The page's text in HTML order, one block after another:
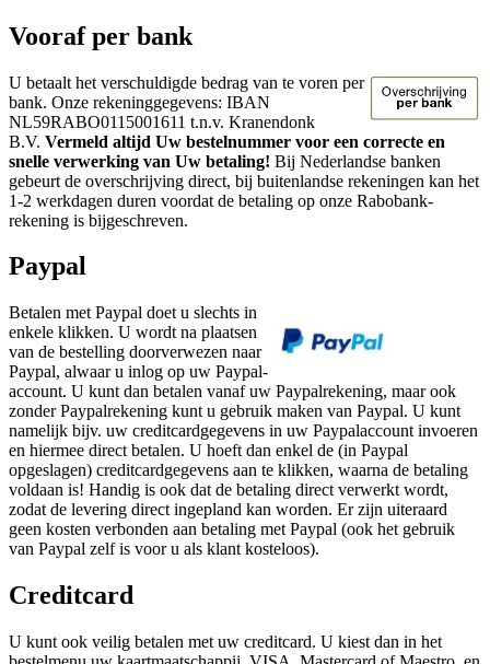
Vooraf per bank
U betaalt het verschuldigde bedrag van te voren per
bank. Onze rekeninggegevens: IBAN
NL59RABO0115001611 t.n.v. Kranendonk
B.V. Vermeld altijd Uw bestelnummer voor een correcte en
snelle verwerking van Uw betaling! Bij Nederlandse banken
gebeurt de overschrijving direct, bij buitenlandse rekeningen kan het
1-2 werkdagen duren voordat de betaling op onze Rabobank-
rekening is bijgeschreven.
Paypal
Betalen met Paypal doet u slechts in
enkele klikken. U wordt na plaatsen
van de bestelling doorverwezen naar
Paypal, alwaar u inlog op uw Paypal-
account. U kunt dan betalen vanaf uw Paypalrekening, maar ook
zonder Paypalrekening kunt u gebruik maken van Paypal. U kunt
namelijk bijv. uw creditcardgegevens in uw Paypalaccount invoeren
en hiermee direct betalen. U hoeft dan enkel de (in Paypal
opgeslagen) creditcardgegevens aan te klikken, waarna de betaling
voldaan is! Handig is ook dat de betaling direct verwerkt wordt,
zodat de levering direct ingepland kan worden. Er zijn uiteraard
geen kosten verbonden aan betaling met Paypal (ook het gebruik
van Paypal zelf is voor u als klant kosteloos).
Creditcard
U kunt ook veilig betalen met uw creditcard. U kiest dan in het